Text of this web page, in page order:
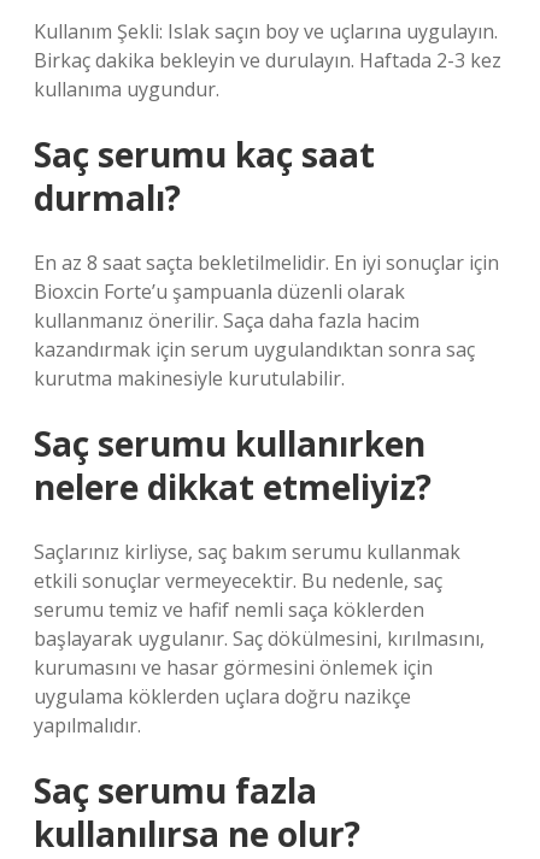
Kullanım Şekli: Islak saçın boy ve uçlarına uygulayın.
Birkaç dakika bekleyin ve durulayın. Haftada 2-3 kez
kullanıma uygundur.
Saç serumu kaç saat
durmalı?
En az 8 saat saçta bekletilmelidir. En iyi sonuçlar için
Bioxcin Forte’u şampuanla düzenli olarak
kullanmanız önerilir. Saça daha fazla hacim
kazandırmak için serum uygulandıktan sonra saç
kurutma makinesiyle kurutulabilir.
Saç serumu kullanırken
nelere dikkat etmeliyiz?
Saçlarınız kirliyse, saç bakım serumu kullanmak
etkili sonuçlar vermeyecektir. Bu nedenle, saç
serumu temiz ve hafif nemli saça köklerden
başlayarak uygulanır. Saç dökülmesini, kırılmasını,
kurumasını ve hasar görmesini önlemek için
uygulama köklerden uçlara doğru nazikçe
yapılmalıdır.
Saç serumu fazla
kullanılırsa ne olur?